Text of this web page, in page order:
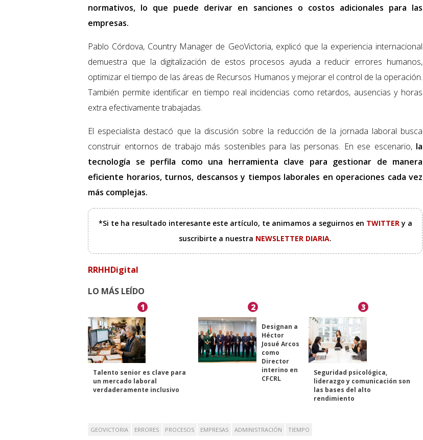
normativos, lo que puede derivar en sanciones o costos adicionales para las
empresas.
Pablo Córdova, Country Manager de GeoVictoria, explicó que la experiencia internacional
demuestra que la digitalización de estos procesos ayuda a reducir errores humanos,
optimizar el tiempo de las áreas de Recursos Humanos y mejorar el control de la operación.
También permite identificar en tiempo real incidencias como retardos, ausencias y horas
extra efectivamente trabajadas.
El especialista destacó que la discusión sobre la reducción de la jornada laboral busca
construir entornos de trabajo más sostenibles para las personas. En ese escenario,la
tecnología se perfila como una herramienta clave para gestionar de manera
eficiente horarios, turnos, descansos y tiempos laborales en operaciones cada vez
más complejas.
*Si te ha resultado interesante este artículo, te animamos a seguirnos en TWITTERy a
suscribirte a nuestra NEWSLETTER DIARIA.
RRHHDigital
LO MÁS LEÍDO
1
Talento senior es clave para
un mercado laboral
verdaderamente inclusivo
2
Designan a
Héctor
Josué Arcos
como
Director
interino en
CFCRL
3
Seguridad psicológica,
liderazgo y comunicación son
las bases del alto
rendimiento
GEOVICTORIA ERRORES PROCESOS EMPRESAS ADMINISTRACIÓN TIEMPO